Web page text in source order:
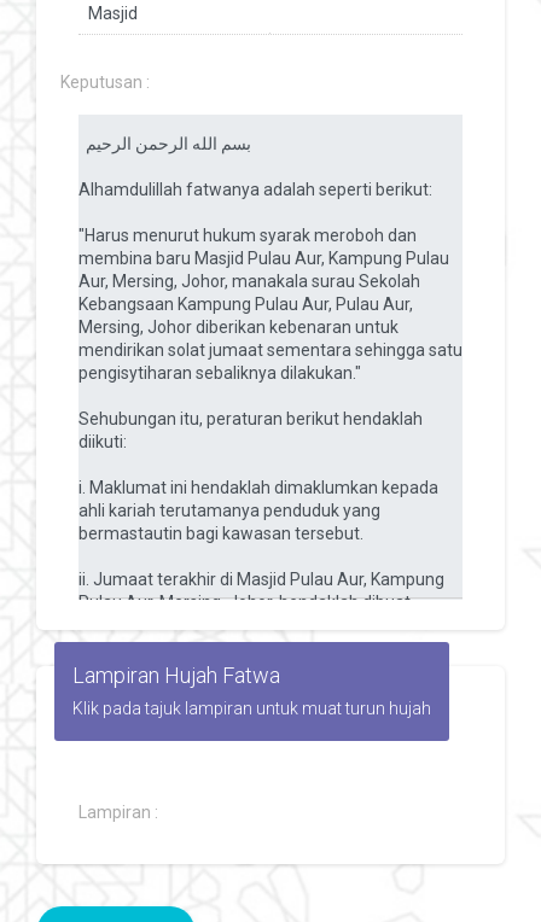
Keputusan :
Lampiran Hujah Fatwa
Klik pada tajuk lampiran untuk muat turun hujah
Lampiran :